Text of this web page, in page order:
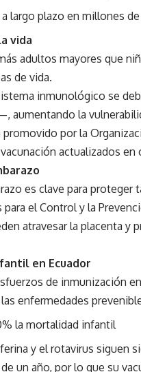
largo plazo en millones
vida
adultos mayores que
de vida.
inmunológico se
aumentando la
por la
actualizados en
es clave para proteger
el Control y la
atravesar la placenta y
en Ecuador
de inmunización
enfermedades
la mortalidad infantil
y el rotavirus siguen
un año, por lo que su